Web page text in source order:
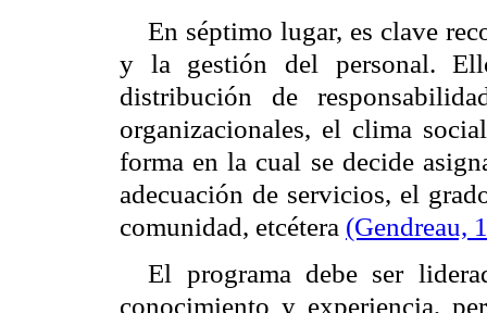
En séptimo lugar, es clave
y la gestión del personal.
distribución de
organizacionales, el clima
forma en la cual se decide
adecuación de servicios, el
comunidad, etcétera (Gendreau,
El programa debe ser
conocimiento y experiencia,